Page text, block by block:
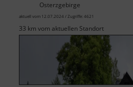
Osterzgebirge
aktuell vom 12.07.2024 / Zugriffe: 4621
33 km vom aktuellen Standort